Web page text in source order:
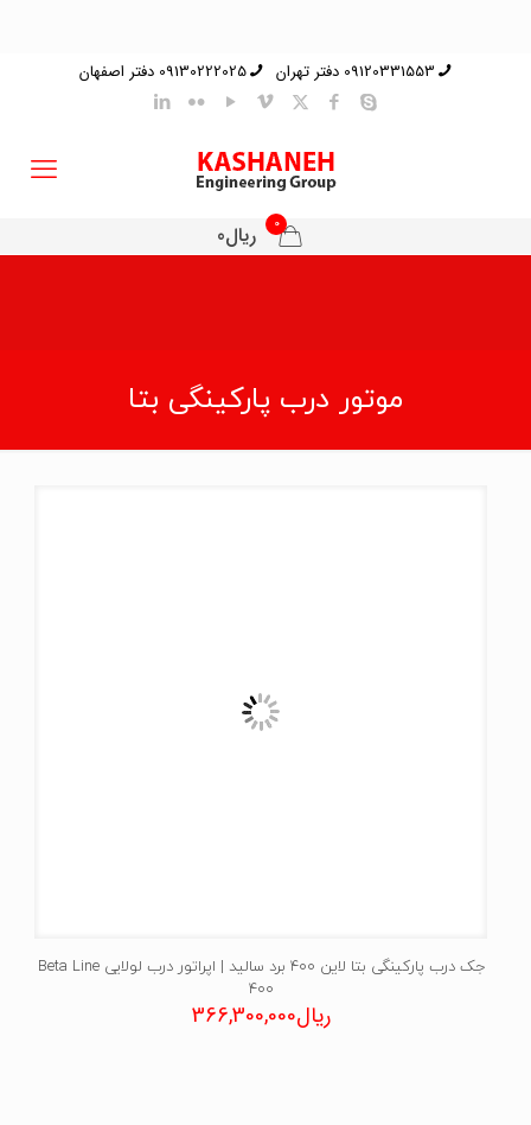
09120331553 دفتر تهران 09130222025 دفتر اصفهان
0 ریال0
موتور درب پارکینگی بتا
جک درب پارکینگی بتا لاین 400 برد سالید | اپراتور درب لولایی Beta Line
400
ریال366,300,000